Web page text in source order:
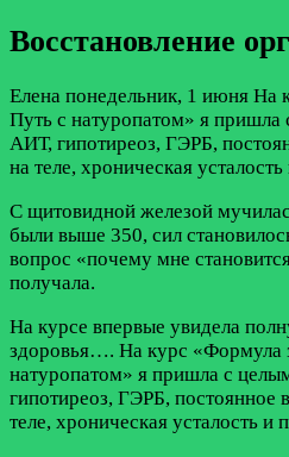
Восстановление
Елена понедельник, 1 июня На
Путь с натуропатом» я
АИТ, гипотиреоз, ГЭРБ,
на теле, хроническая
С щитовидной железой
были выше 350, сил
вопрос «почему мне
получала.
На курсе впервые увидела
здоровья…. На курс «Формула
натуропатом» я пришла с
гипотиреоз, ГЭРБ, постоянное
теле, хроническая усталость и